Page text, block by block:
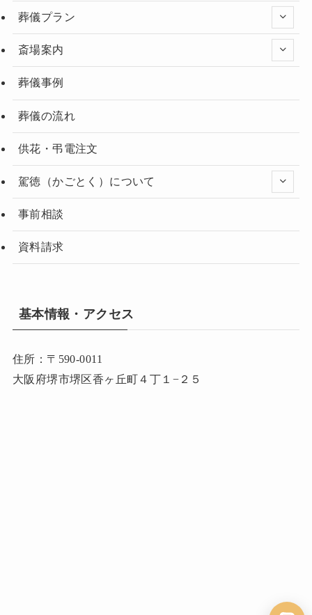
葬儀プラン
斎場案内
葬儀事例
葬儀の流れ
供花・弔電注文
駕徳（かごとく）について
事前相談
資料請求
基本情報・アクセス
住所：〒590-0011
大阪府堺市堺区香ヶ丘町４丁１−２５